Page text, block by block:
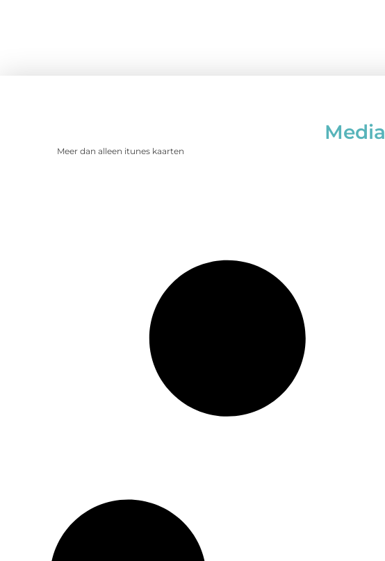
Media
Meer dan alleen itunes kaarten